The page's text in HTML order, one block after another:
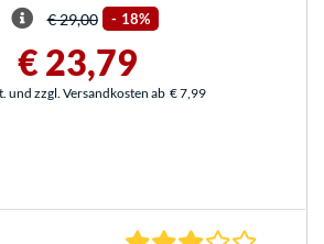
€ 29,00 - 18%
€ 23,79
und zzgl. Versandkosten ab € 7,99